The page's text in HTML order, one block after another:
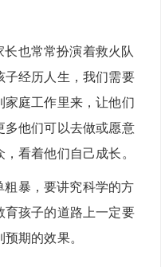
也常常扮演着救火队
子经历人生，我们需要
庭工作里来，让他们
多他们可以去做或愿意
看着他们自己成长。
暴，要讲究科学的方
孩子的道路上一定要
期的效果。